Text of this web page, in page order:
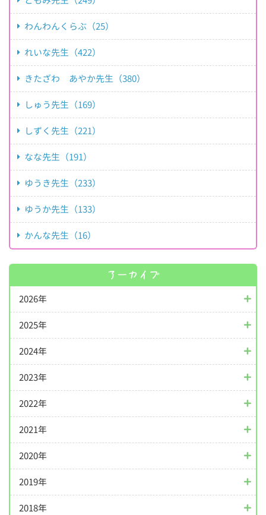
わんわんくらぶ（25）
れいな先生（422）
きたざわ あやか先生（380）
しゅう先生（169）
しずく先生（221）
なな先生（191）
ゆうき先生（233）
ゆうか先生（133）
かんな先生（16）
アーカイブ
2026年
2025年
2024年
2023年
2022年
2021年
2020年
2019年
2018年